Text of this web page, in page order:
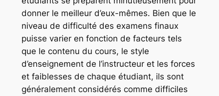
donner le meilleur d’eux-mêmes. Bien que le
niveau de difficulté des examens finaux
puisse varier en fonction de facteurs tels
que le contenu du cours, le style
d’enseignement de l’instructeur et les forces
et faiblesses de chaque étudiant, ils sont
généralement considérés comme difficiles